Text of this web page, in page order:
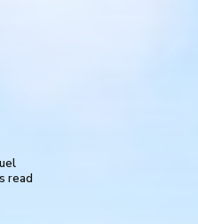
FROGUEL
read